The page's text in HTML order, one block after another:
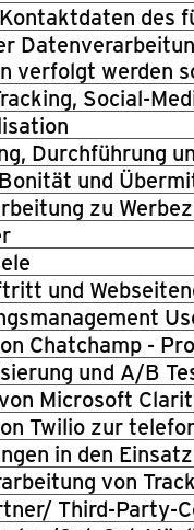
Kontaktdaten des
verfolgt werden
Social-
Durchführung
und
zu
und
Chatchamp -
und A/B
Microsoft
Twilio zur
in den
von
Third-Party-